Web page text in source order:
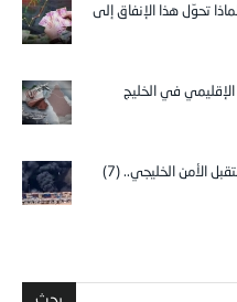
تحوّل هذا الإنفاق إلى
الإقليمي في الخليج
الأمن الخليجي.. (7)